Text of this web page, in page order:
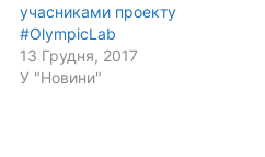
учасниками проекту
#OlympicLab
13 Грудня, 2017
У "Новини"